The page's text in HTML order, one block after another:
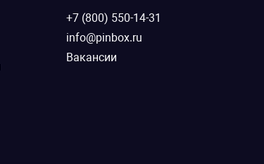
+7 (800) 550-14-31
info@pinbox.ru
Вакансии